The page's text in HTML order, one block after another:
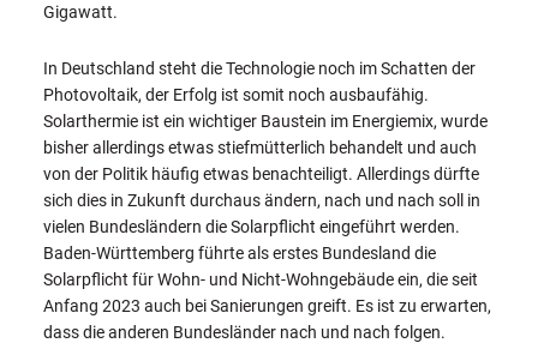
Gigawatt.
In Deutschland steht die Technologie noch im Schatten der
Photovoltaik, der Erfolg ist somit noch ausbaufähig.
Solarthermie ist ein wichtiger Baustein im Energiemix, wurde
bisher allerdings etwas stiefmütterlich behandelt und auch
von der Politik häufig etwas benachteiligt. Allerdings dürfte
sich dies in Zukunft durchaus ändern, nach und nach soll in
vielen Bundesländern die Solarpflicht eingeführt werden.
Baden-Württemberg führte als erstes Bundesland die
Solarpflicht für Wohn- und Nicht-Wohngebäude ein, die seit
Anfang 2023 auch bei Sanierungen greift. Es ist zu erwarten,
dass die anderen Bundesländer nach und nach folgen.